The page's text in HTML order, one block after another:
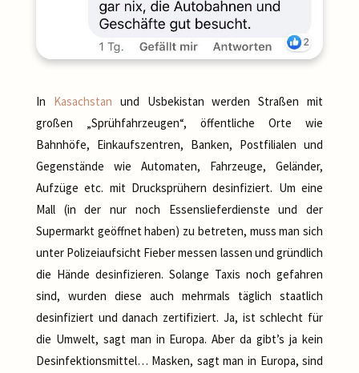
In Kasachstan und Usbekistan werden Straßen mit
großen „Sprühfahrzeugen“, öffentliche Orte wie
Bahnhöfe, Einkaufszentren, Banken, Postfilialen und
Gegenstände wie Automaten, Fahrzeuge, Geländer,
Aufzüge etc. mit Drucksprühern desinfiziert. Um eine
Mall (in der nur noch Essenslieferdienste und der
Supermarkt geöffnet haben) zu betreten, muss man sich
unter Polizeiaufsicht Fieber messen lassen und gründlich
die Hände desinfizieren. Solange Taxis noch gefahren
sind, wurden diese auch mehrmals täglich staatlich
desinfiziert und danach zertifiziert. Ja, ist schlecht für
die Umwelt, sagt man in Europa. Aber da gibt’s ja kein
Desinfektionsmittel… Masken, sagt man in Europa, sind